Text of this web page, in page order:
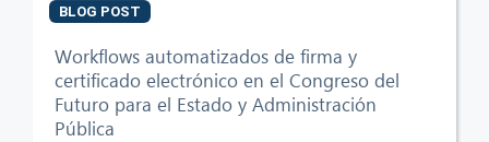
BLOG POST
Workflows automatizados de firma y
certificado electrónico en el Congreso del
Futuro para el Estado y Administración
Pública